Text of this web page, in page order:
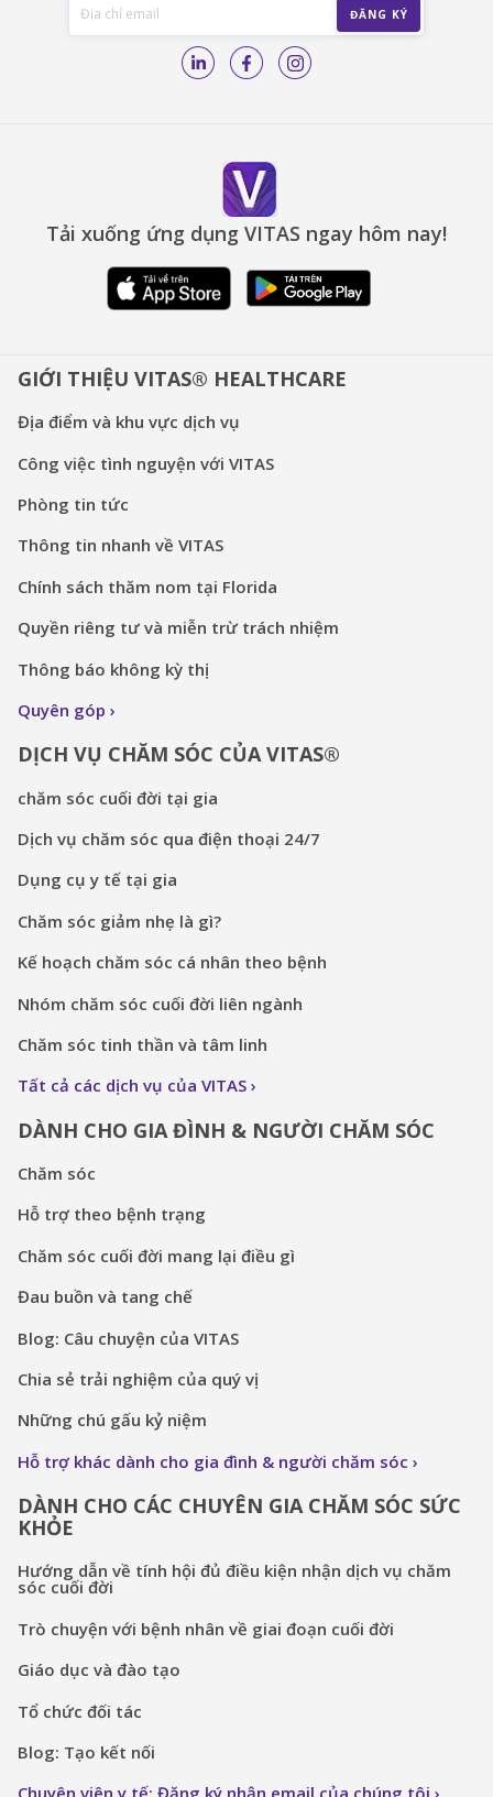
Tải xuống ứng dụng VITAS ngay hôm nay!
GIỚI THIỆU VITAS® HEALTHCARE
Địa điểm và khu vực dịch vụ
Công việc tình nguyện với VITAS
Phòng tin tức
Thông tin nhanh về VITAS
Chính sách thăm nom tại Florida
Quyền riêng tư và miễn trừ trách nhiệm
Thông báo không kỳ thị
Quyên góp
DỊCH VỤ CHĂM SÓC CỦA VITAS®
chăm sóc cuối đời tại gia
Dịch vụ chăm sóc qua điện thoại 24/7
Dụng cụ y tế tại gia
Chăm sóc giảm nhẹ là gì?
Kế hoạch chăm sóc cá nhân theo bệnh
Nhóm chăm sóc cuối đời liên ngành
Chăm sóc tinh thần và tâm linh
Tất cả các dịch vụ của VITAS
DÀNH CHO GIA ĐÌNH & NGƯỜI CHĂM SÓC
Chăm sóc
Hỗ trợ theo bệnh trạng
Chăm sóc cuối đời mang lại điều gì
Đau buồn và tang chế
Blog: Câu chuyện của VITAS
Chia sẻ trải nghiệm của quý vị
Những chú gấu kỷ niệm
Hỗ trợ khác dành cho gia đình & người chăm sóc
DÀNH CHO CÁC CHUYÊN GIA CHĂM SÓC SỨC
KHỎE
Hướng dẫn về tính hội đủ điều kiện nhận dịch vụ chăm
sóc cuối đời
Trò chuyện với bệnh nhân về giai đoạn cuối đời
Giáo dục và đào tạo
Tổ chức đối tác
Blog: Tạo kết nối